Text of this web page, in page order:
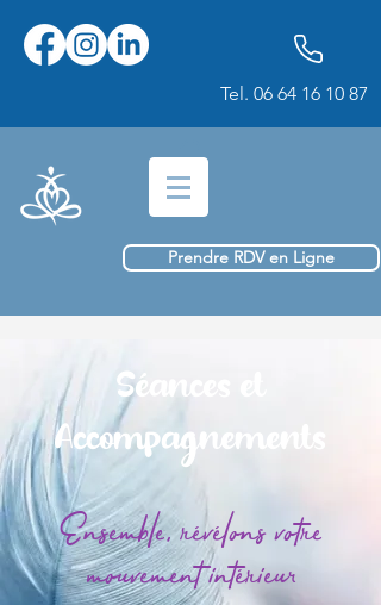
Tel. 06 64 16 10 87
Prendre RDV en Ligne
Séances et
Accompagnements
Ensemble, révélons votre
mouvement intérieur